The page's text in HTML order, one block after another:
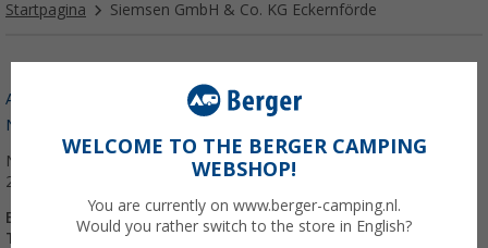
Startpagina Siemsen GmbH & Co. KG Eckernförde
Als "Mijn filiaal" opslaan
Naar het filiaal overzicht
Noorstrasse 17
24340 Eckernförde
E-mail:
info@siemsen.de
Telefoon:
04331 - 715 01
WELCOME TO THE BERGER CAMPING
WEBSHOP!
You are currently on www.berger-camping.nl.
Would you rather switch to the store in English?